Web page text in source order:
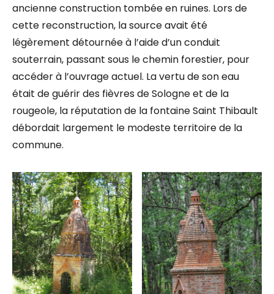
ancienne construction tombée en ruines. Lors de
cette reconstruction, la source avait été
légèrement détournée à l’aide d’un conduit
souterrain, passant sous le chemin forestier, pour
accéder à l’ouvrage actuel. La vertu de son eau
était de guérir des fièvres de Sologne et de la
rougeole, la réputation de la fontaine Saint Thibault
débordait largement le modeste territoire de la
commune.